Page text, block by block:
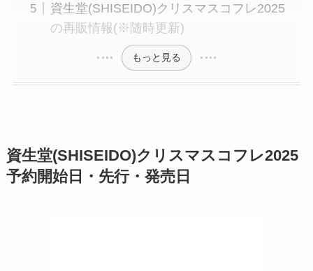
資生堂(SHISEIDO)クリスマスコフレ2025
の再販情報(※随時更新)
もっと見る
資生堂(SHISEIDO)クリスマスコフレ2025
予約開始日・先行・発売日